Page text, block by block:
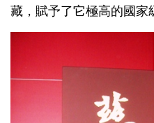
藏，賦予了它極高的國家